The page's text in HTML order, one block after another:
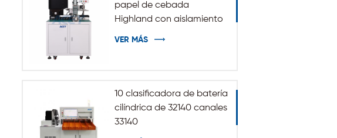
papel de cebada
Highland con aislamiento
automático para batería
VER MÁS
10 clasificadora de batería
cilíndrica de 32140 canales
33140